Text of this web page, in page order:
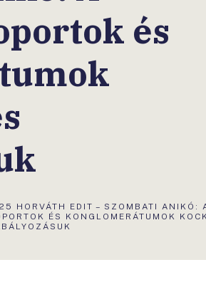
és
HORVÁTH EDIT – SZOMBATI ANIKÓ:
ÉS KONGLOMERÁTUMOK